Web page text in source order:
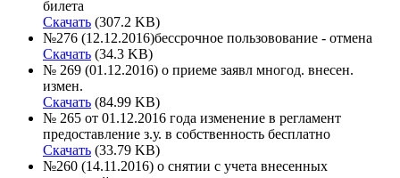
билета
Скачать (307.2 KB)
№276 (12.12.2016)бессрочное пользовование - отмена
Скачать (34.3 KB)
№ 269 (01.12.2016) о приеме заявл многод. внесен.
измен.
Скачать (84.99 KB)
№ 265 от 01.12.2016 года изменение в регламент
предоставление з.у. в собственность бесплатно
Скачать (33.79 KB)
№260 (14.11.2016) о снятии с учета внесенных